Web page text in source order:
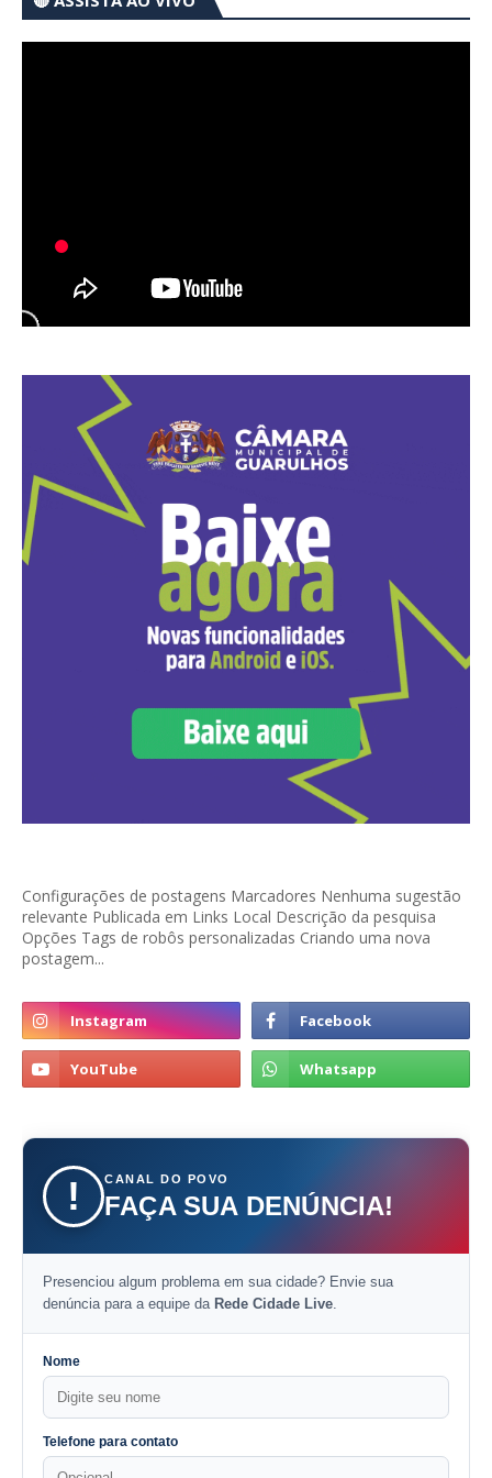
Configurações de postagens Marcadores Nenhuma sugestão
relevante Publicada em Links Local Descrição da pesquisa
Opções Tags de robôs personalizadas Criando uma nova
postagem...
! CANAL DO POVO
FAÇA SUA DENÚNCIA!
Presenciou algum problema em sua cidade? Envie sua
denúncia para a equipe da Rede Cidade Live.
Nome
Telefone para contato